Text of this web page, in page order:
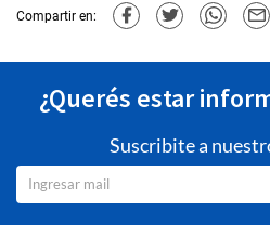
Compartir en:
¿Querés estar
Suscribite a